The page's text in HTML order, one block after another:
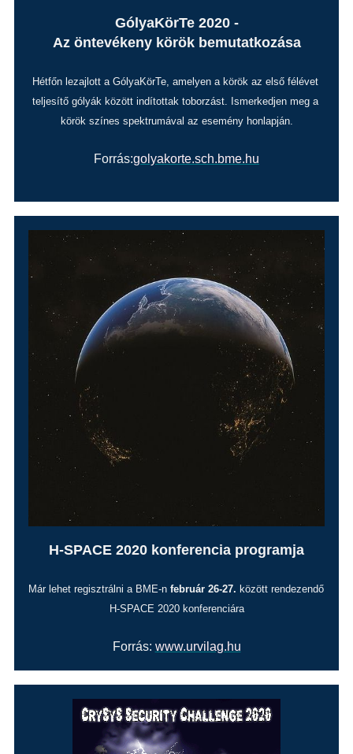
GólyaKörTe 2020 -
Az öntevékeny körök bemutatkozása
Hétfőn lezajlott a GólyaKörTe, amelyen a körök az első félévet
teljesítő gólyák között indítottak toborzást. Ismerkedjen meg a
körök színes spektrumával az esemény honlapján.
Forrás:golyakorte.sch.bme.hu
H-SPACE 2020 konferencia programja
Már lehet regisztrálni a BME-n február 26-27. között rendezendő
H-SPACE 2020 konferenciára
Forrás: www.urvilag.hu